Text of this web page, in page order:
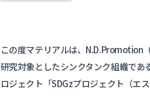
この度マテリアルは、
研究対象としたシンクタンク組織で
ロジェクト「SDGzプロジェクト（エ